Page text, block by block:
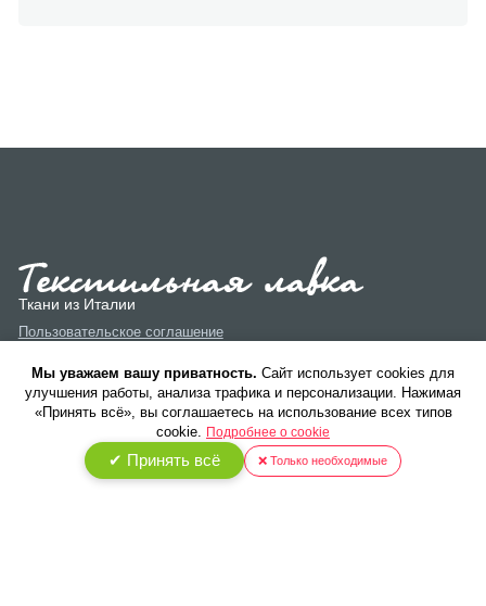
Ткани из Италии
Пользовательское соглашение
Политика конфиденциальности
Мы уважаем вашу приватность. Cайт использует cookies для
улучшения работы, анализа трафика и персонализации. Нажимая
«Принять всё», вы соглашаетесь на использование всех типов
cookie. Подробнее о cookie
✔ Принять всё ❌ Только необходимые